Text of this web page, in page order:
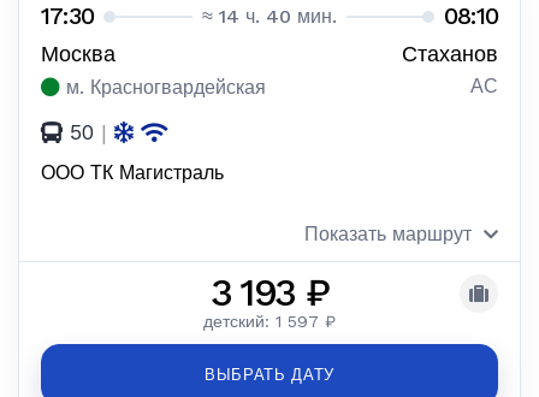
17:30 ≈ 14 ч. 40 мин. 08:10
Москва Стаханов
м. Красногвардейская АС
50 |
ООО ТК Магистраль
Показать маршрут
3 193 ₽
детский: 1 597 ₽
ВЫБРАТЬ ДАТУ